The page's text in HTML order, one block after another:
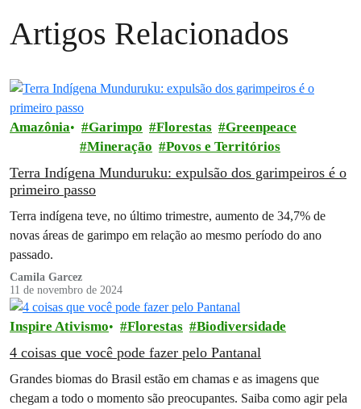
Artigos Relacionados
Amazônia Garimpo Florestas
Greenpeace
Mineração
Povos e Territórios
Terra Indígena Munduruku: expulsão dos garimpeiros é o
primeiro passo
Terra indígena teve, no último trimestre, aumento de 34,7% de
novas áreas de garimpo em relação ao mesmo período do ano
passado.
Camila Garcez
11 de novembro de 2024
Inspire Ativismo Florestas Biodiversidade
4 coisas que você pode fazer pelo Pantanal
Grandes biomas do Brasil estão em chamas e as imagens que
chegam a todo o momento são preocupantes. Saiba como agir pela